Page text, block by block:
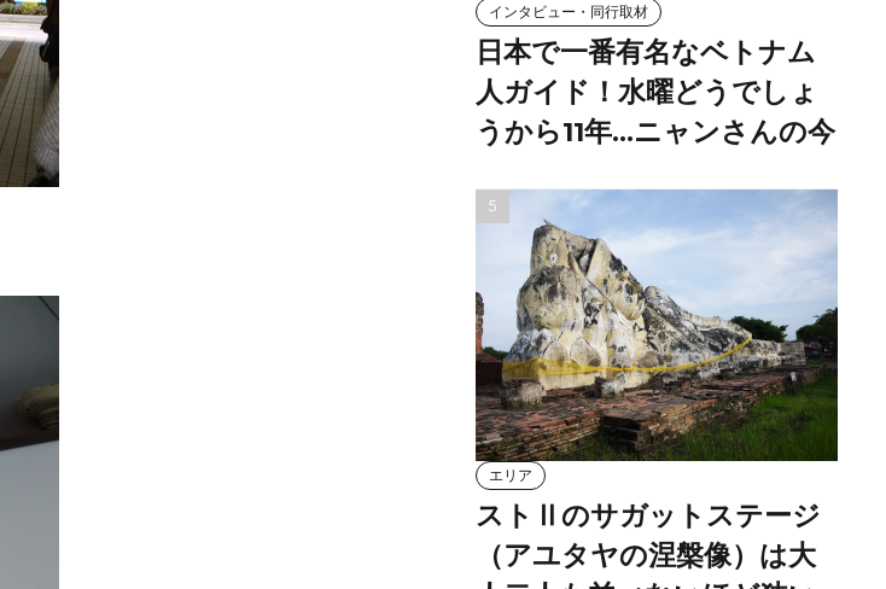
インタビュー・同行取材
日本で一番有名なベトナム
人ガイド！水曜どうでしょ
うから11年…ニャンさんの今
エリア
ストⅡのサガットステージ
（アユタヤの涅槃像）は大